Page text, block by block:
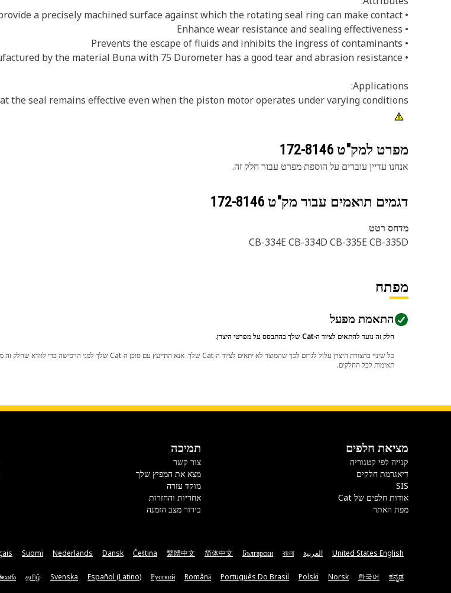
• Designed to provide a precisely machined surface against which the rotating seal ring can make contact
• Enhance wear resistance and sealing effectiveness
• Prevents the escape of fluids and inhibits the ingress of contaminants
• Manufactured by the material Buna with 75 Durometer has a good tear and abrasion resistance
Applications:
the seal remains effective even when the piston motor operates under varying conditions.
מפרט למק"ט 172-8146
אנחנו עדיין עובדים על הוספת מפרט עבור חלק זה.
דגמים תואמים עבור מק"ט 172-8146
מדחס רטט
CB-334E CB-334D CB-335E CB-335D
מפתח
התאמת מפעל
חלק זה נועד להתאים לציוד ה-Cat שלך בהתבסס על מפרטי היצרן.
תאימות לכל החלקים.
מציאת חלפים
קנייה לפי קטגוריה
דיאגרמת חלקים
SIS
אודות חלפים של Cat
מפת האתר
תמיכה
צור קשר
מצא את המפיץ שלך
מוקד עזרה
אחריות והחזרות
בירור מצב הזמנה
United States English العربية বাংলা
Български
简体中文
繁體中文
Čeština
Dansk
Nederlands
Suomi
ಕನ್ನಡ
한국어
Norsk
Polski
Português Do Brasil
Română
Русский
Español (Latino)
Svenska
தமிழ்